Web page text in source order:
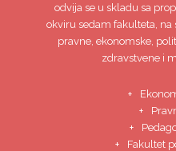
odvija se u skladu sa
okviru sedam fakulteta, na
pravne, ekonomske,
zdravstvene i
Fakultet